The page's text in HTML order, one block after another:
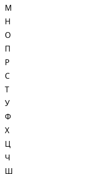
М
Н
О
П
Р
С
Т
У
Ф
Х
Ц
Ч
Ш